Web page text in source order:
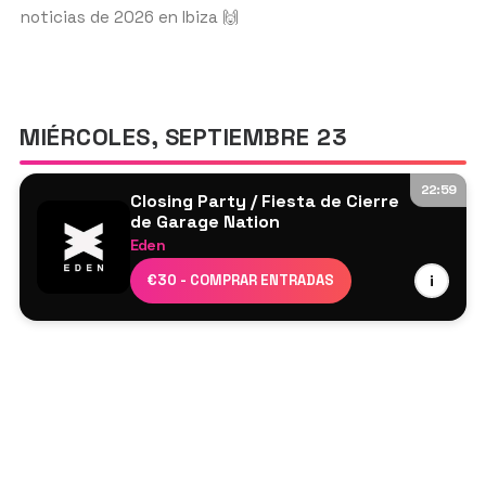
noticias de 2026 en Ibiza 🙌
MIÉRCOLES, SEPTIEMBRE 23
22:59
Closing Party / Fiesta de Cierre
de Garage Nation
Eden
€30 - COMPRAR ENTRADAS i
Majestic
Scott Garcia
Wideboys